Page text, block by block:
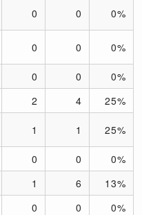
0 0 0%
0 0 0%
0 0
0%
2 4
25%
1 1 25%
0 0
0%
1 6
13%
0 0
0%